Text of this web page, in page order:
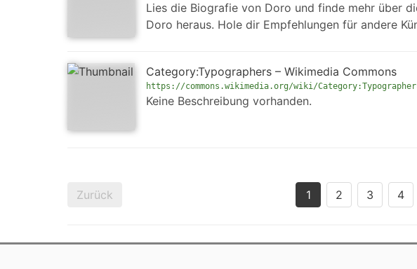
Lies die Biografie von Doro und finde mehr über
Doro heraus. Hole dir Empfehlungen für andere
Category:Typographers – Wikimedia Commons
https://commons.wikimedia.org/wiki/
Keine Beschreibung vorhanden.
Zurück 1 2 3 4